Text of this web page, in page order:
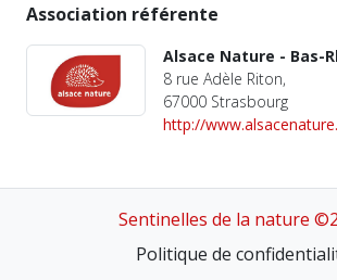
Association référente
Alsace Nature - Bas-
8 rue Adèle Riton,
67000 Strasbourg
http://
Sentinelles de la nature
Politique de